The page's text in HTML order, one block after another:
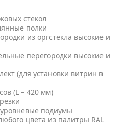
стекол
полки
из оргстекла высокие и
перегородки высокие и
(для установки витрин в
(L – 420 мм)
подиумы
цвета из палитры RAL